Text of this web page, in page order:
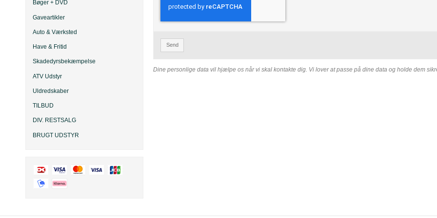
Bøger + DVD
Gaveartikler
Auto & Værksted
Have & Fritid
Skadedyrsbekæmpelse
ATV Udstyr
Uldredskaber
TILBUD
DIV. RESTSALG
BRUGT UDSTYR
Send
Dine personlige data vil hjælpe os når vi skal kontakte dig. Vi lover at passe på dine data og holde dem